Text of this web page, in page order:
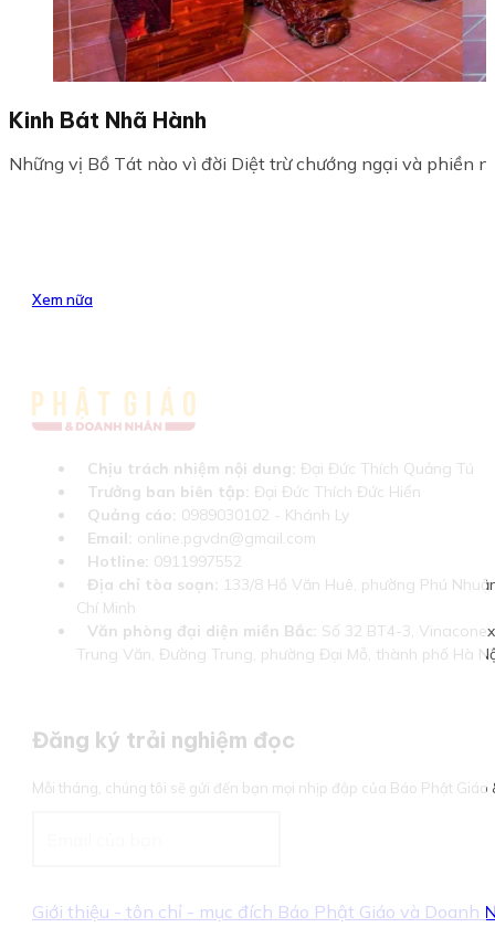
Kinh Bát Nhã Hành
Những vị Bồ Tát nào vì đời Diệt trừ chướng ngại và phiền
Xem nữa
Chịu trách nhiệm nội dung: Đại Đức Thích Quảng Tú
Trưởng ban biên tập: Đại Đức Thích Đức Hiển
Quảng cáo: 0989030102 - Khánh Ly
Email: online.pgvdn@gmail.com
Hotline: 0911997552
Địa chỉ tòa soạn: 133/8 Hồ Văn Huê, phường Phú
Chí Minh
Văn phòng đại diện miền Bắc: Số 32 BT4-3,
Trung Văn, Đường Trung, phường Đại Mỗ, thành phố Hà
Đăng ký trải nghiệm đọc
Mỗi tháng, chúng tôi sẽ gửi đến bạn mọi nhịp đập của Báo Phật Giáo
Giới thiệu - tôn chỉ - mục đích Báo Phật Giáo và Doanh